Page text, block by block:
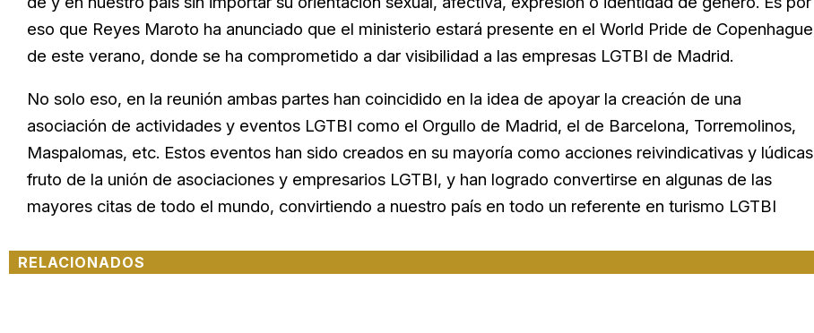
eso que Reyes Maroto ha anunciado que el ministerio estará presente en el World Pride de Copenhague
de este verano, donde se ha comprometido a dar visibilidad a las empresas LGTBI de Madrid.
No solo eso, en la reunión ambas partes han coincidido en la idea de apoyar la creación de una
asociación de actividades y eventos LGTBI como el Orgullo de Madrid, el de Barcelona, Torremolinos,
Maspalomas, etc. Estos eventos han sido creados en su mayoría como acciones reivindicativas y lúdicas
fruto de la unión de asociaciones y empresarios LGTBI, y han logrado convertirse en algunas de las
mayores citas de todo el mundo, convirtiendo a nuestro país en todo un referente en turismo LGTBI
RELACIONADOS